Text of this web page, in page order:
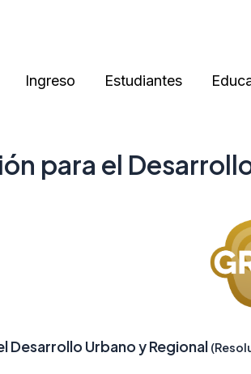
Ingreso Estudiantes
para el
Desarrollo Urbano y Regional